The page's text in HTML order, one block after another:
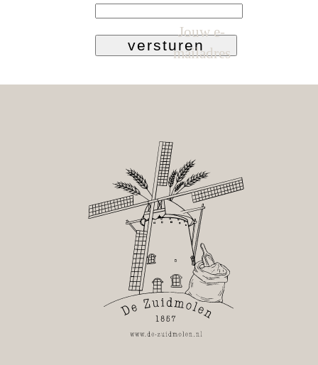
Jouw e-
mailadres
versturen